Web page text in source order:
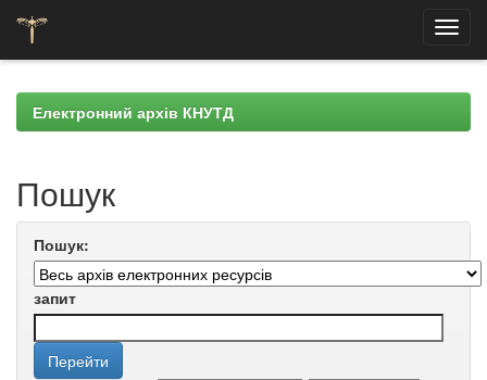
navigationЕлектронний архів КНУТД
Пошук
Пошук:
запит